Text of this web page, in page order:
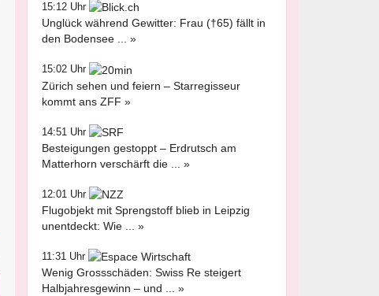
15:12 Uhr
Unglück während Gewitter: Frau (†65) fällt in
den Bodensee ... »
15:02 Uhr
Zürich sehen und feiern – Starregisseur
kommt ans ZFF »
14:51 Uhr
Besteigungen gestoppt – Erdrutsch am
Matterhorn verschärft die ... »
12:01 Uhr
Flugobjekt mit Sprengstoff blieb in Leipzig
unentdeckt: Wie ... »
11:31 Uhr
Wenig Grossschäden: Swiss Re steigert
Halbjahresgewinn – und ... »